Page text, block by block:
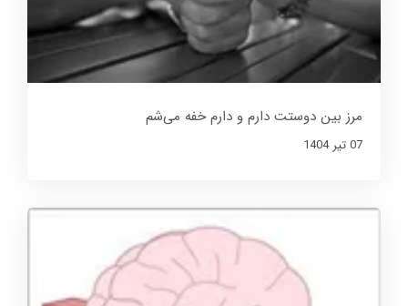
مرز بین دوستت دارم و دارم خفه می‌شم
07 تير 1404